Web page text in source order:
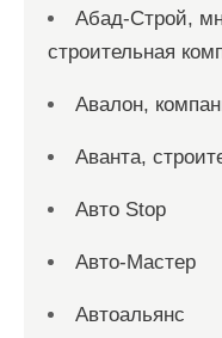
Абад-Строй,
строительная
Авалон,
Аванта,
Авто Stop
Авто-Мастер
Автоальянс